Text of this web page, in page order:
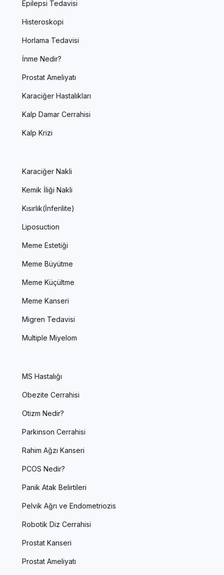
Epilepsi Tedavisi
Histeroskopi
Horlama Tedavisi
İnme Nedir?
Prostat Ameliyatı
Karaciğer Hastalıkları
Kalp Damar Cerrahisi
Kalp Krizi
Karaciğer Nakli
Kemik İliği Nakli
Kısırlık(İnferilite)
Liposuction
Meme Estetiği
Meme Büyütme
Meme Küçültme
Meme Kanseri
Migren Tedavisi
Multiple Miyelom
MS Hastalığı
Obezite Cerrahisi
Otizm Nedir?
Parkinson Cerrahisi
Rahim Ağzı Kanseri
PCOS Nedir?
Panik Atak Belirtileri
Pelvik Ağrı ve Endometriozis
Robotik Diz Cerrahisi
Prostat Kanseri
Prostat Ameliyatı